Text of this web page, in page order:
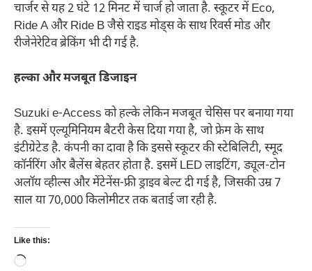
चार्जर से यह 2 घंटे 12 मिनट में चार्ज हो जाता है. स्कूटर में Eco,
Ride A और Ride B जैसे राइड मोड्स के साथ रिवर्स मोड और
रीजेनेरेटिव ब्रेकिंग भी दी गई है.
हल्का और मजबूत डिजाइन
Suzuki e-Access को हल्के लेकिन मजबूत चेसिस पर बनाया गया
है. इसमें एल्यूमिनियम बैटरी केस दिया गया है, जो फ्रेम के साथ
इंटीग्रेटेड है. कंपनी का दावा है कि इससे स्कूटर की स्टेबिलिटी, स्मूद
कॉर्नरिंग और बैलेंस बेहतर होता है. इसमें LED लाइटिंग, ड्यूल-टोन
अलॉय व्हील्स और मेंटेनेंस-फ्री ड्राइव बेल्ट दी गई है, जिसकी उम्र 7
साल या 70,000 किलोमीटर तक बताई जा रही है.
Like this:
Loading…